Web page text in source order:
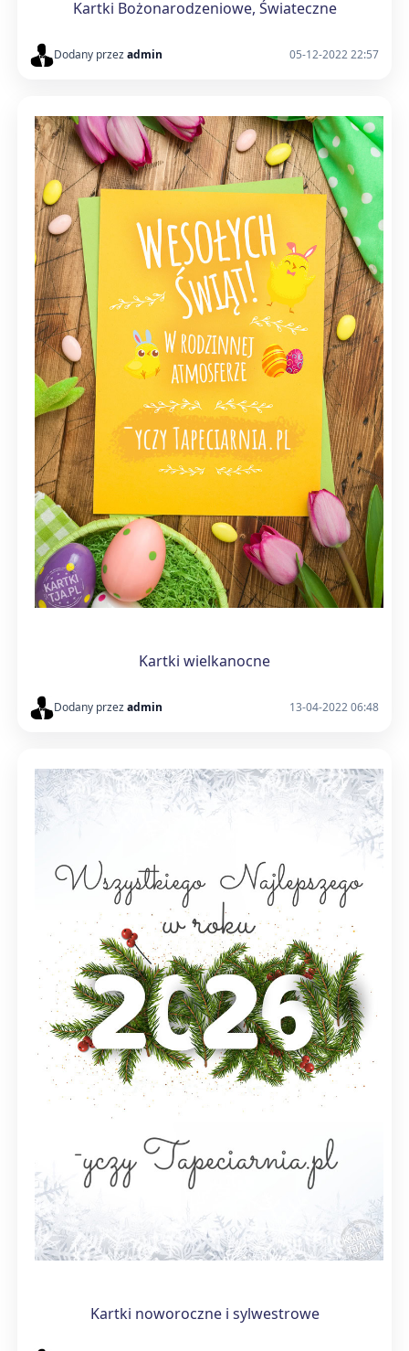
Kartki Bożonarodzeniowe, Świateczne
Dodany przezadmin 05-12-2022 22:57
Kartki wielkanocne
Dodany przezadmin 13-04-2022 06:48
Kartki noworoczne i sylwestrowe